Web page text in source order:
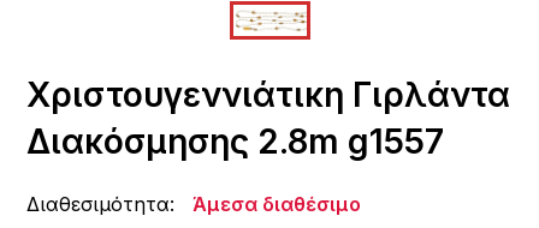
Χριστουγεννιάτικη Γιρλάντα
Διακόσμησης 2.8m g1557
Διαθεσιμότητα: Άμεσα διαθέσιμο